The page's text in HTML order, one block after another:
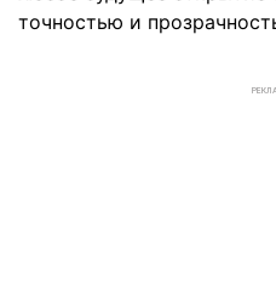
точностью и